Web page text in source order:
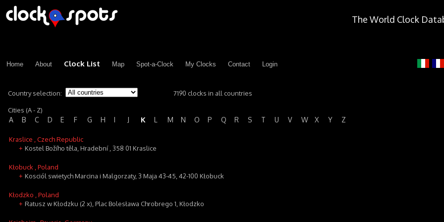
The World Clock
Home About Clock List Map Spot-a-Clock My Clocks Contact Login
Country selection: 7190 clocks in all countries
Cities (A - Z)
A B C D E F G H I J K L M N O P Q R S T U V W X Y Z
Kraslice , Czech Republic
+ Kostel Božího těla, Hradební , 358 01 Kraslice
Kłobuck , Poland
+ Kosciól swietych Marcina i Malgorzaty, 3 Maja 43-45, 42-100 Kłobuck
Kłodzko , Poland
+ Ratusz w Kłodzku (2 x), Plac Bolesława Chrobrego 1, Kłodzko